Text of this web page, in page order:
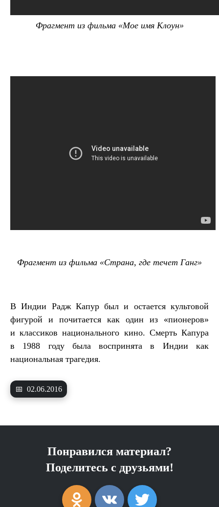
Фрагмент из фильма «Мое имя Клоун»
Фрагмент из фильма «Страна, где течет Ганг»
В Индии Радж Капур был и остается культовой
фигурой и почитается как один из «пионеров»
и классиков национального кино. Смерть Капура
в 1988 году была воспринята в Индии как
национальная трагедия.
📅 02.06.2016
Понравился материал?
Поделитесь с друзьями!